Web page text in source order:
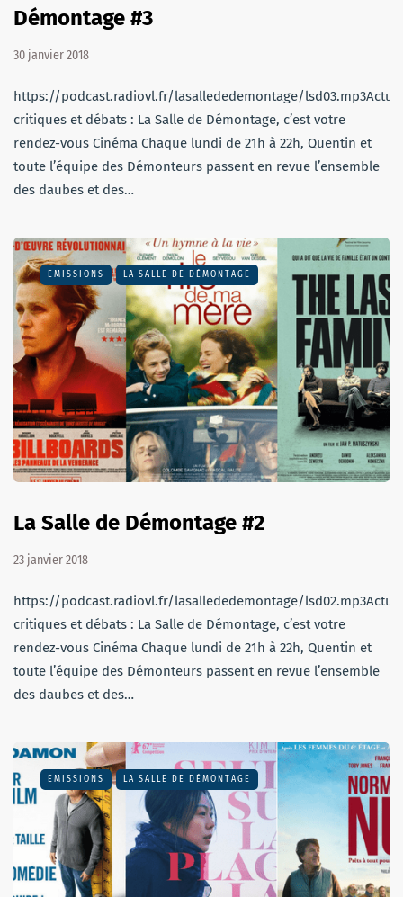
Démontage #3
30 janvier 2018
https://podcast.radiovl.fr/lasallededemontage/lsd03.mp3Actu,
critiques et débats : La Salle de Démontage, c’est votre
rendez-vous Cinéma Chaque lundi de 21h à 22h, Quentin et
toute l’équipe des Démonteurs passent en revue l’ensemble
des daubes et des…
EMISSIONS LA SALLE DE DÉMONTAGE
La Salle de Démontage #2
23 janvier 2018
https://podcast.radiovl.fr/lasallededemontage/lsd02.mp3Actu,
critiques et débats : La Salle de Démontage, c’est votre
rendez-vous Cinéma Chaque lundi de 21h à 22h, Quentin et
toute l’équipe des Démonteurs passent en revue l’ensemble
des daubes et des…
EMISSIONS LA SALLE DE DÉMONTAGE